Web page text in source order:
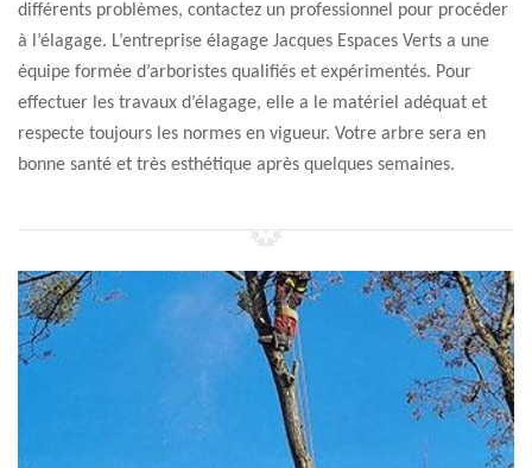
différents problèmes, contactez un professionnel pour procéder
à l’élagage. L’entreprise élagage Jacques Espaces Verts a une
équipe formée d’arboristes qualifiés et expérimentés. Pour
effectuer les travaux d’élagage, elle a le matériel adéquat et
respecte toujours les normes en vigueur. Votre arbre sera en
bonne santé et très esthétique après quelques semaines.